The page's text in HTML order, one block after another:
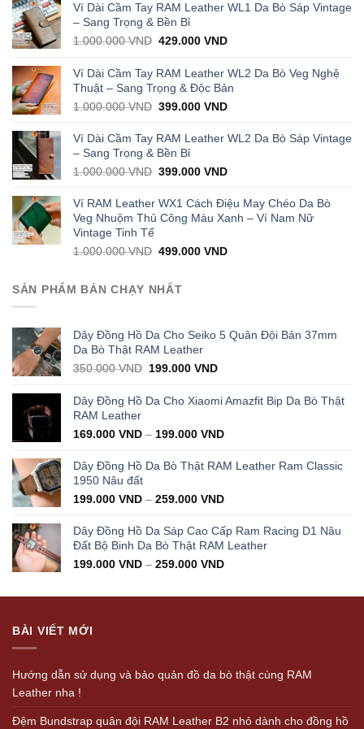
Ví Dài Cầm Tay RAM Leather WL1 Da Bò Sáp Vintage
– Sang Trọng & Bền Bỉ
1.000.000VND Original
was:
1.000.000 VND.
429.000VNDCurrent
is:
429.000 VND.
Ví Dài Cầm Tay RAM Leather WL2 Da Bò Veg Nghệ
Thuật – Sang Trọng & Độc Bản
1.000.000VND Original
was:
1.000.000 VND.
399.000VNDCurrent
is:
Ví Dài Cầm Tay RAM Leather WL2 Da Bò Sáp Vintage
– Sang Trọng & Bền Bỉ
1.000.000VND Original
was:
1.000.000 VND.
399.000VNDCurrent
is:
399.000 VND.
Ví RAM Leather WX1 Cách Điệu May Chéo Da Bò
Veg Nhuộm Thủ Công Màu Xanh – Ví Nam Nữ
Vintage Tinh Tế
1.000.000VND Original
was:
1.000.000 VND.
499.000VNDCurrent
SẢN PHẨM BÁN CHẠY NHẤT
Dây Đồng Hồ Da Cho Seiko 5 Quân Đội Bản 37mm
Da Bò Thật RAM Leather
350.000VND Original
was:
199.000VNDCurrent
is:
199.000 VND.
Dây Đồng Hồ Da Cho Xiaomi Amazfit Bip Da Bò Thật
RAM Leather
169.000 VND – 199.000 VND
Dây Đồng Hồ Da Bò Thật RAM Leather Ram Classic
1950 Nâu đất
199.000 VND – 259.000 VND
Dây Đồng Hồ Da Sáp Cao Cấp Ram Racing D1 Nâu
Đất Bộ Binh Da Bò Thật RAM Leather
199.000 VND – 259.000 VND
BÀI VIẾT MỚI
Hướng dẫn sử dụng và bảo quản đồ da bò thật cùng RAM
Leather nha !
Đệm Bundstrap quân đội RAM Leather B2 nhỏ dành cho đồng hồ